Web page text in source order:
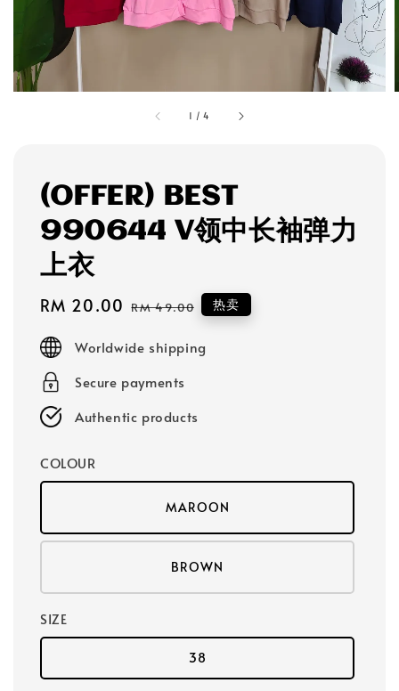
1 /4
(OFFER) BEST
990644 V领中长袖弹力
上衣
Sale
RM 20.00 Regular
RM 49.00 热卖
Worldwide shipping
Secure payments
Authentic products
COLOUR
MAROON
BROWN
SIZE
38